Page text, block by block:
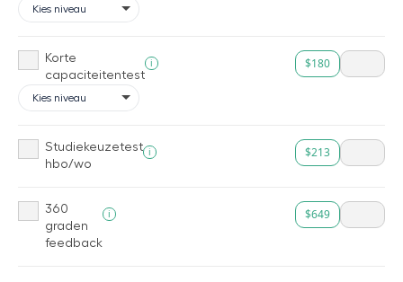
Korte
capaciteitentest
i $180
Studiekeuzetest
hbo/wo
i $213
360
graden
feedback
i $649